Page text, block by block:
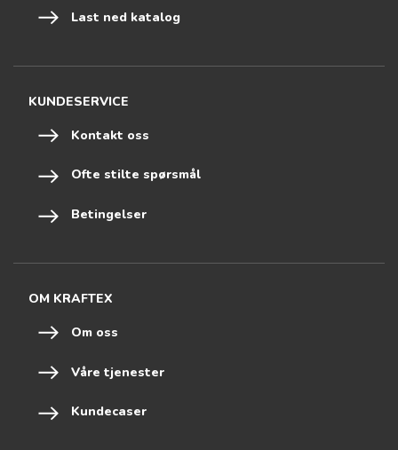
Last ned katalog
KUNDESERVICE
Kontakt oss
Ofte stilte spørsmål
Betingelser
OM KRAFTEX
Om oss
Våre tjenester
Kundecaser